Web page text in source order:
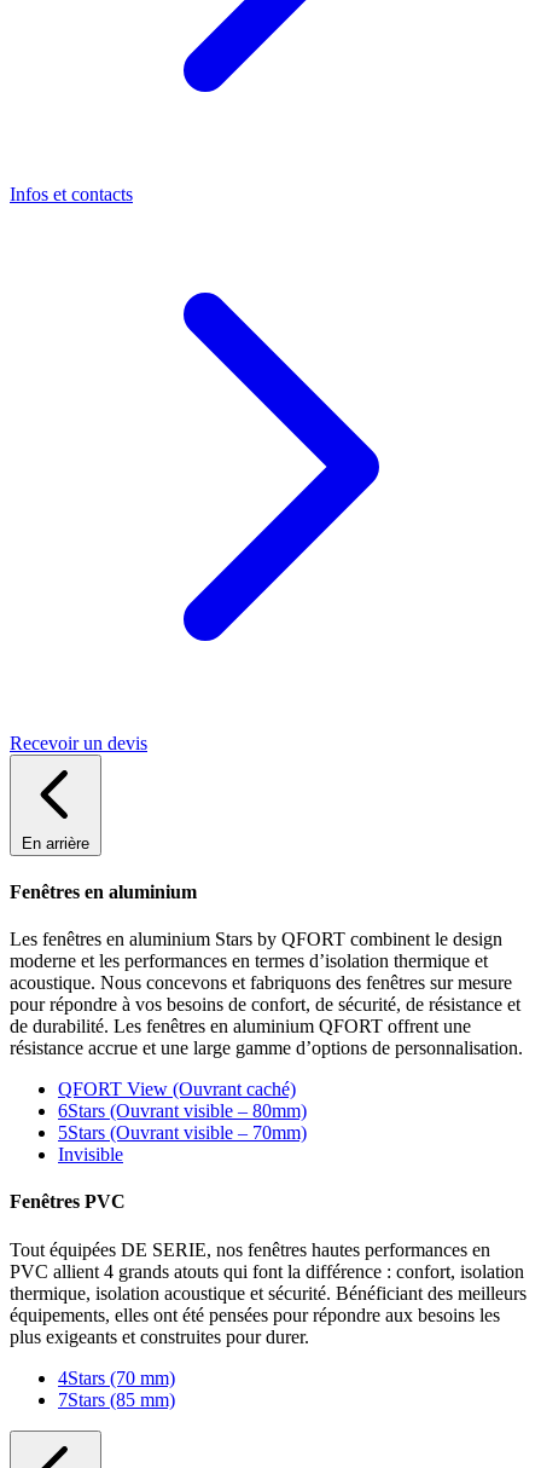
Infos et contacts
Recevoir un devis
En arrière
Fenêtres en aluminium
Les fenêtres en aluminium Stars by QFORT combinent le design
moderne et les performances en termes d’isolation thermique et
acoustique. Nous concevons et fabriquons des fenêtres sur mesure
pour répondre à vos besoins de confort, de sécurité, de résistance et
de durabilité. Les fenêtres en aluminium QFORT offrent une
résistance accrue et une large gamme d’options de personnalisation.
QFORT View (Ouvrant caché)
6Stars (Ouvrant visible – 80mm)
5Stars (Ouvrant visible – 70mm)
Invisible
Fenêtres PVC
Tout équipées DE SERIE, nos fenêtres hautes performances en
PVC allient 4 grands atouts qui font la différence : confort, isolation
thermique, isolation acoustique et sécurité. Bénéficiant des meilleurs
équipements, elles ont été pensées pour répondre aux besoins les
plus exigeants et construites pour durer.
4Stars (70 mm)
7Stars (85 mm)